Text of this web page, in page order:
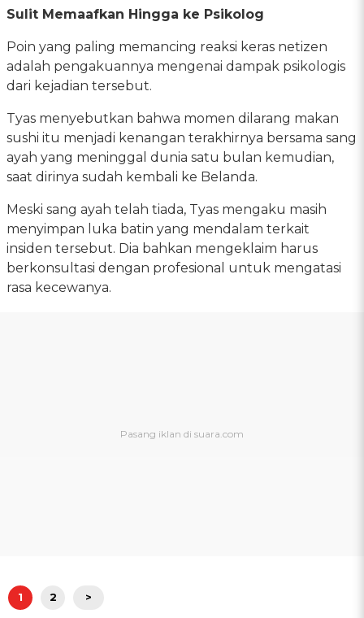
Sulit Memaafkan Hingga ke Psikolog
Poin yang paling memancing reaksi keras netizen
adalah pengakuannya mengenai dampak psikologis
dari kejadian tersebut.
Tyas menyebutkan bahwa momen dilarang makan
sushi itu menjadi kenangan terakhirnya bersama sang
ayah yang meninggal dunia satu bulan kemudian,
saat dirinya sudah kembali ke Belanda.
Meski sang ayah telah tiada, Tyas mengaku masih
menyimpan luka batin yang mendalam terkait
insiden tersebut. Dia bahkan mengeklaim harus
berkonsultasi dengan profesional untuk mengatasi
rasa kecewanya.
1 2 >